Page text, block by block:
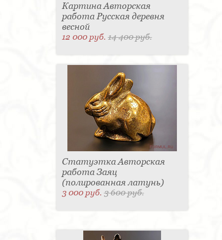
Картина Авторская
работа Русская деревня
весной
12 000 руб.14 400 руб.
Статуэтка Авторская
работа Заяц
(полированная латунь)
3 000 руб.3 600 руб.